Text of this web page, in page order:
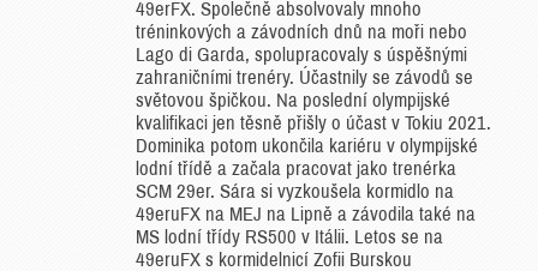
49erFX. Společně absolvovaly mnoho
tréninkových a závodních dnů na moři nebo
Lago di Garda, spolupracovaly s úspěšnými
zahraničními trenéry. Účastnily se závodů se
světovou špičkou. Na poslední olympijské
kvalifikaci jen těsně přišly o účast v Tokiu 2021.
Dominika potom ukončila kariéru v olympijské
lodní třídě a začala pracovat jako trenérka
SCM 29er. Sára si vyzkoušela kormidlo na
49eruFX na MEJ na Lipně a závodila také na
MS lodní třídy RS500 v Itálii. Letos se na
49eruFX s kormidelnicí Zofii Burskou